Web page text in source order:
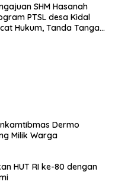
SHM Hasanah
PTSL desa Kidal
Hukum, Tanda Tangan
Dermo
Milik Warga
HUT RI ke-80 dengan